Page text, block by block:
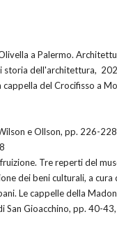
a Palermo.
storia dell'architettura,
cappella del Crocifisso a
e Ollson, pp. 226-
Tre reperti del
dei beni culturali, a cura
Le cappelle della
Gioacchino, pp. 40-